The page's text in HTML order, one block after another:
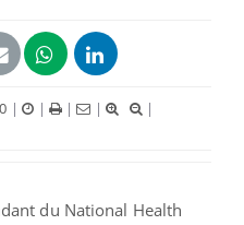
| | | |
|
du National Health